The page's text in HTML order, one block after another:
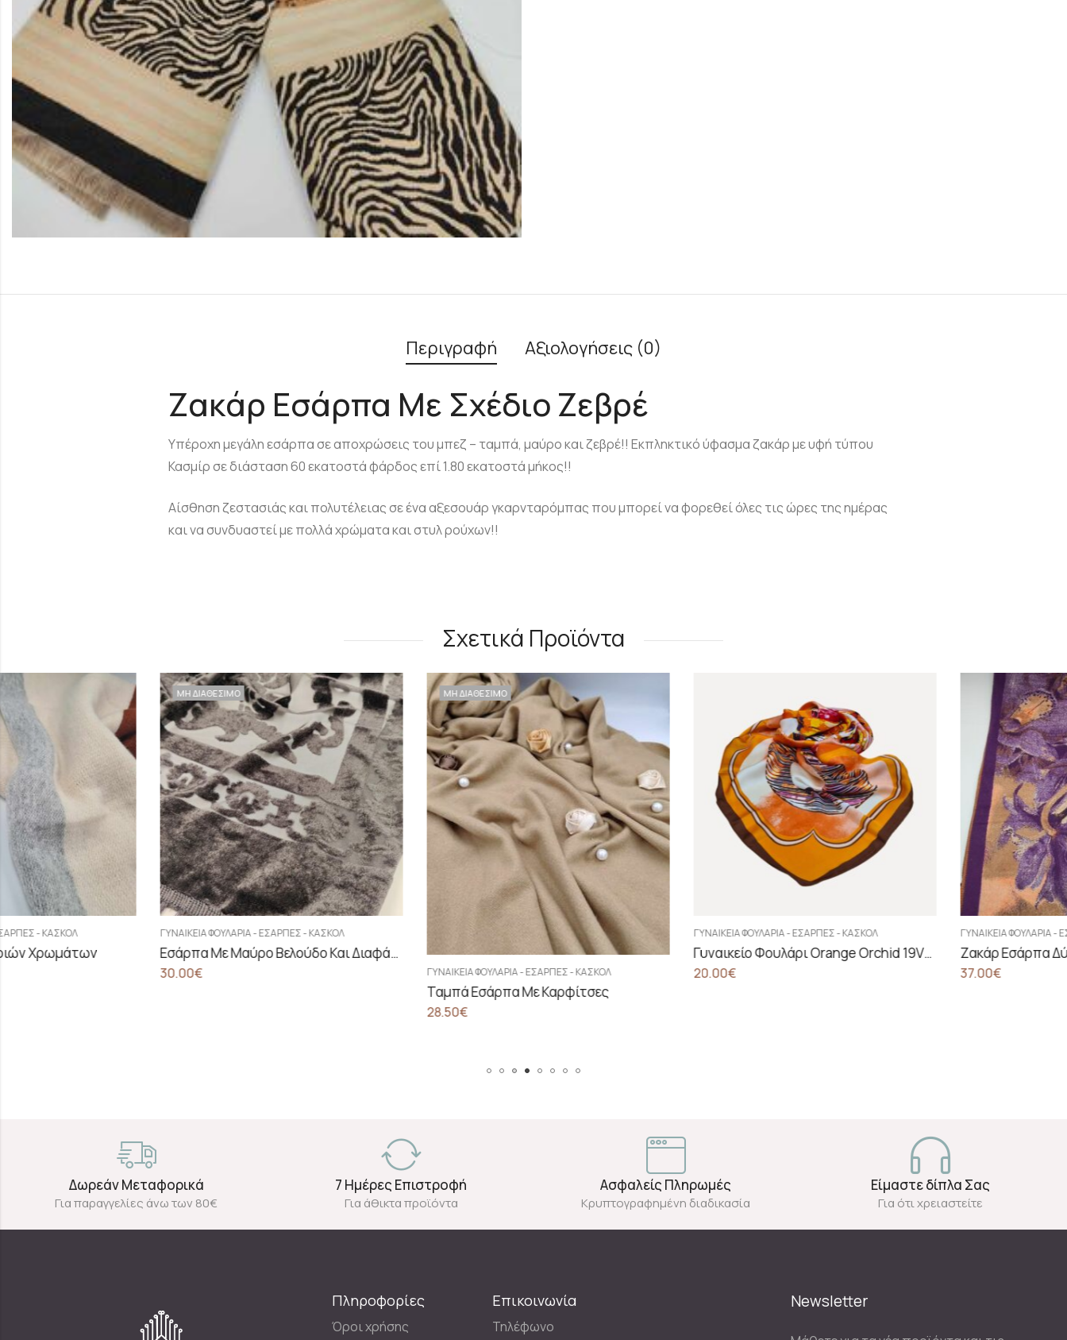
Περιγραφή Αξιολογήσεις (0)
Ζακάρ Εσάρπα Με Σχέδιο Ζεβρέ
Υπέροχη μεγάλη εσάρπα σε αποχρώσεις του μπεζ – ταμπά, μαύρο και ζεβρέ!! Εκπληκτικό ύφασμα ζακάρ με υφή τύπου
Κασμίρ σε διάσταση 60 εκατοστά φάρδος επί 1.80 εκατοστά μήκος!!
Αίσθηση ζεστασιάς και πολυτέλειας σε ένα αξεσουάρ γκαρνταρόμπας που μπορεί να φορεθεί όλες τις ώρες της ημέρας
και να συνδυαστεί με πολλά χρώματα και στυλ ρούχων!!
Σχετικά Προϊόντα
ΓΥΝΑΙΚΕΊΑ ΦΟΥΛΆΡΙΑ - ΕΣΆΡΠΕΣ - ΚΑΣΚΌΛ
Εσάρπα Με Μαύρο Βελούδο Και Διαφάνεια
ΜΗ ΔΙΑΘΕΣΙΜΟ
ΓΥΝΑΙΚΕΊΑ ΦΟΥΛΆΡΙΑ - ΕΣΆΡΠΕΣ - ΚΑΣΚΌΛ
Ταμπά Εσάρπα Με Καρφίτσες
ΓΥΝΑΙΚΕΊΑ ΦΟΥΛΆΡΙΑ - ΕΣΆΡΠΕΣ - ΚΑΣΚΌΛ
Γυναικείο Φουλάρι Orange Orchid 19V69 Italia
20.00€
ΓΥΝΑΙΚΕΊΑ ΦΟΥΛΆΡΙΑ - ΕΣΆΡΠΕΣ - ΚΑΣΚΌΛ
Ζακάρ Εσάρπα Δύο Όψεων Σε Αποχρώσεις Του Μωβ Και Του Κεραμιδί
Δωρεάν Μεταφορικά
Για παραγγελίες άνω των 80€
7 Ημέρες Επιστροφή
Για άθικτα προϊόντα
Ασφαλείς Πληρωμές
Κρυπτογραφημένη διαδικασία
Είμαστε δίπλα Σας
Για ότι χρειαστείτε
Πληροφορίες
Όροι χρήσης
Επικοινωνία
Τηλέφωνο
Newsletter